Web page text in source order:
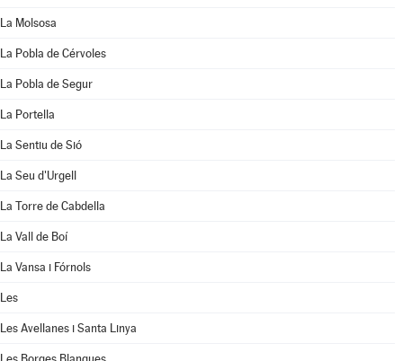
La Molsosa
La Pobla de Cérvoles
La Pobla de Segur
La Portella
La Sentiu de Sió
La Seu d'Urgell
La Torre de Cabdella
La Vall de Boí
La Vansa i Fórnols
Les
Les Avellanes i Santa Linya